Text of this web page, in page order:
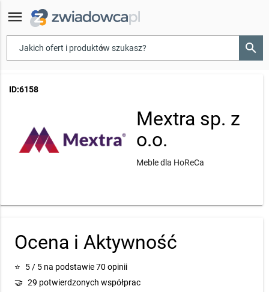
menu
▾ search
ID:6158
Mextra sp. z
o.o.
Meble dla HoReCa
Ocena i Aktywność
⭐
5 / 5 na podstawie 70 opinii
🤝 29 potwierdzonych współprac